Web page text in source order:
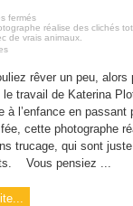
fermés
réalise des clichés
de vrais animaux.
rêver un peu, alors
le travail de Katerina
à l’enfance en passant
cette photographe
trucage, qui sont juste
Vous pensiez ...